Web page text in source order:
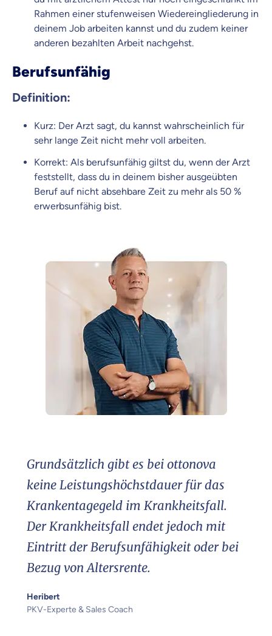
Rahmen einer stufenweisen Wiedereingliederung in
deinem Job arbeiten kannst und du zudem keiner
anderen bezahlten Arbeit nachgehst.
Berufsunfähig
Definition:
Kurz: Der Arzt sagt, du kannst wahrscheinlich für
sehr lange Zeit nicht mehr voll arbeiten.
Korrekt: Als berufsunfähig giltst du, wenn der Arzt
feststellt, dass du in deinem bisher ausgeübten
Beruf auf nicht absehbare Zeit zu mehr als 50 %
erwerbsunfähig bist.
Grundsätzlich gibt es bei ottonova
keine Leistungshöchstdauer für das
Krankentagegeld im Krankheitsfall.
Der Krankheitsfall endet jedoch mit
Eintritt der Berufsunfähigkeit oder bei
Bezug von Altersrente.
Heribert
PKV-Experte & Sales Coach